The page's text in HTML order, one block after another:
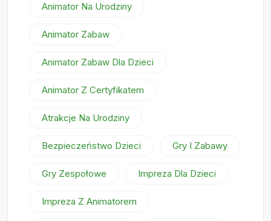
Animator Na Urodziny
Animator Zabaw
Animator Zabaw Dla Dzieci
Animator Z Certyfikatem
Atrakcje Na Urodziny
Bezpieczeństwo Dzieci Gry I Zabawy
Gry Zespołowe Impreza Dla Dzieci
Impreza Z Animatorem